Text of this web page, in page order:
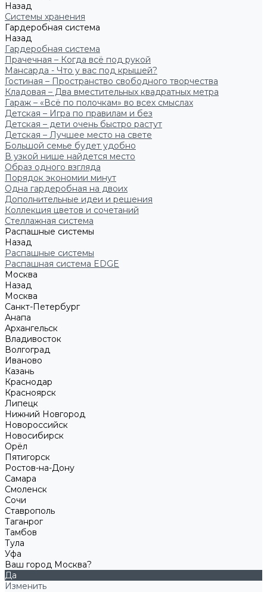
Назад
Системы хранения
Гардеробная система
Назад
Гардеробная система
Прачечная – Когда всё под рукой
Мансарда - Что у вас под крышей?
Гостиная – Пространство свободного творчества
Кладовая – Два вместительных квадратных метра
Гараж – «Всё по полочкам» во всех смыслах
Детская – Игра по правилам и без
Детская – дети очень быстро растут
Детская – Лучшее место на свете
Большой семье будет удобно
В узкой нише найдется место
Образ одного взгляда
Порядок экономии минут
Одна гардеробная на двоих
Дополнительные идеи и решения
Коллекция цветов и сочетаний
Стеллажная система
Распашные системы
Назад
Распашные системы
Распашная система EDGE
Москва
Назад
Москва
Санкт-Петербург
Анапа
Архангельск
Владивосток
Волгоград
Иваново
Казань
Краснодар
Красноярск
Липецк
Нижний Новгород
Новороссийск
Новосибирск
Орёл
Пятигорск
Ростов-на-Дону
Самара
Смоленск
Сочи
Ставрополь
Таганрог
Тамбов
Тула
Уфа
Ваш город Москва?
Да
Изменить